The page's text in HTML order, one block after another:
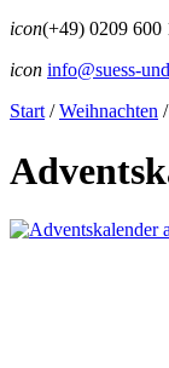
icon(+49) 0209 600
icon info@suess-
Start / Weihnachten /